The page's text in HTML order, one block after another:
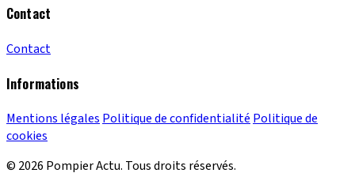
Contact
Contact
Informations
Mentions légales Politique de confidentialité Politique de
cookies
© 2026 Pompier Actu. Tous droits réservés.